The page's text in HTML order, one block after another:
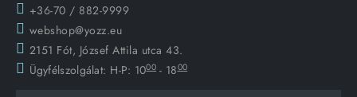
+36-70 / 882-9999
webshop@yozz.eu
2151 Fót, József Attila utca 43.
Ügyfélszolgálat: H-P: 1000 - 1800